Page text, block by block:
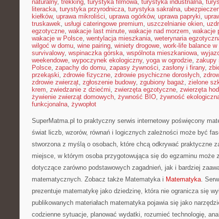
naturalny, trekking, turystyka filmowa, turystyka industrialna,
literacka, turystyka przyrodnicza, turystyka sakralna,
kiełków, uprawa mikroliści, uprawa ogórków, uprawa papryki,
truskawek, usługi cateringowe premium, uszczelnianie okien,
egzotyczne, wakacje last minute, wakacje nad morzem, wakacje
wakacje w Polsce, wentylacja mieszkania, weterynaria
wilgoć w domu, wine pairing, winiety drogowe, work-life balance w
survivalowy, wspinaczka górska, wspólnota mieszkaniowa,
weekendowe, wypoczynek ekologiczny, yoga w ogrodzie, zakupy
Polsce, zapachy do domu, zapasy żywności, zasłony i firany,
przekąski, zdrowie fizyczne, zdrowie psychiczne dorosłych,
zdrowie zwierząt, zgłoszenie budowy, zgubiony bagaż, zielone
krem, zwiedzanie z dziećmi, zwierzęta egzotyczne, zwierzęta
żywienie zwierząt domowych, żywność BIO, żywność
funkcjonalna, żywopłot
SuperMatma.pl to praktyczny serwis internetowy poświęcony
świat liczb, wzorów, równań i logicznych zależności może być
stworzona z myślą o osobach, które chcą odkrywać praktyczne
miejsce, w którym osoba przygotowująca się do egzaminu może
dotyczące zarówno podstawowych zagadnień, jak i bardziej
matematycznych. Zobacz także Matematyka i Matematyka.
prezentuje matematykę jako dziedzinę, która nie ogranicza się
publikowanych materiałach matematyka pojawia się jako
codzienne sytuacje, planować wydatki, rozumieć technologię,